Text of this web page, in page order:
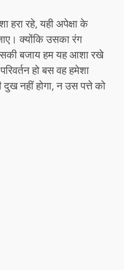
हरा रहे, यही अपेक्षा के
क्योंकि उसका रंग
बजाय हम यह आशा रखे
हो बस वह हमेशा
नहीं होगा, न उस पत्ते को